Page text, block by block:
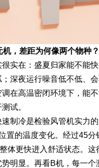
，差距为何像两个物种？
实在：盛夏归家能不能
深夜运行噪音低不低、
在高温密闭环境下，能
试。
制冷是检验风管机实力
置的温度变化。经过45
体更快进入舒适状态。
明显。再看B机，每一